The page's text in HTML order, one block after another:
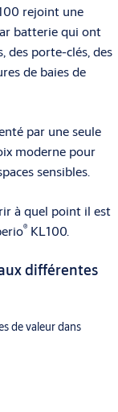
rejoint une
batterie qui ont
des porte-clés, des
de baies de
par une seule
moderne pour
sensibles.
à quel point il est
® KL100.
différentes
de valeur dans